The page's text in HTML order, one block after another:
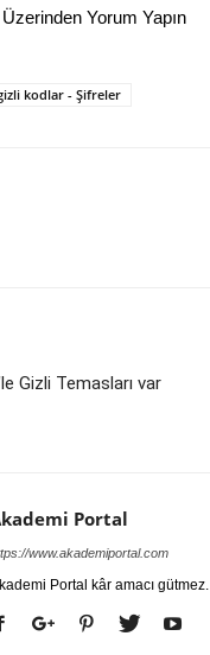
Yorum Yapın
kodlar - Şifreler
Gizli Temasları var
Portal
www.akademiportal.com
Portal kâr amacı gütmez.